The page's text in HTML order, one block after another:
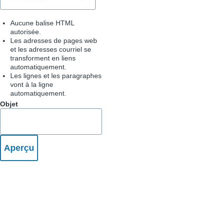
Aucune balise HTML
autorisée.
Les adresses de pages web
et les adresses courriel se
transforment en liens
automatiquement.
Les lignes et les paragraphes
vont à la ligne
automatiquement.
Objet